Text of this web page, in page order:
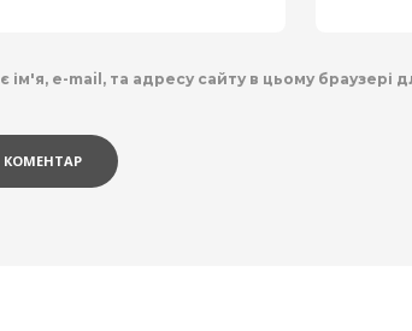
ім'я, e-mail, та адресу сайту в цьому браузері